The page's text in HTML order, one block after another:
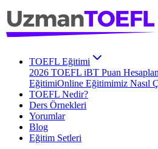
TOEFL Eğitimi
2026 TOEFL iBT Puan
EğitimiOnline Eğitimimiz Nasıl
TOEFL Nedir?
Ders Örnekleri
Yorumlar
Blog
Eğitim Setleri